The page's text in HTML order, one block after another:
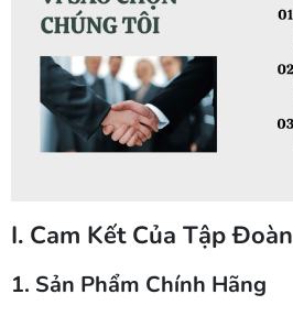
I. Cam Kết Của Tập Đoàn
1. Sản Phẩm Chính Hãng